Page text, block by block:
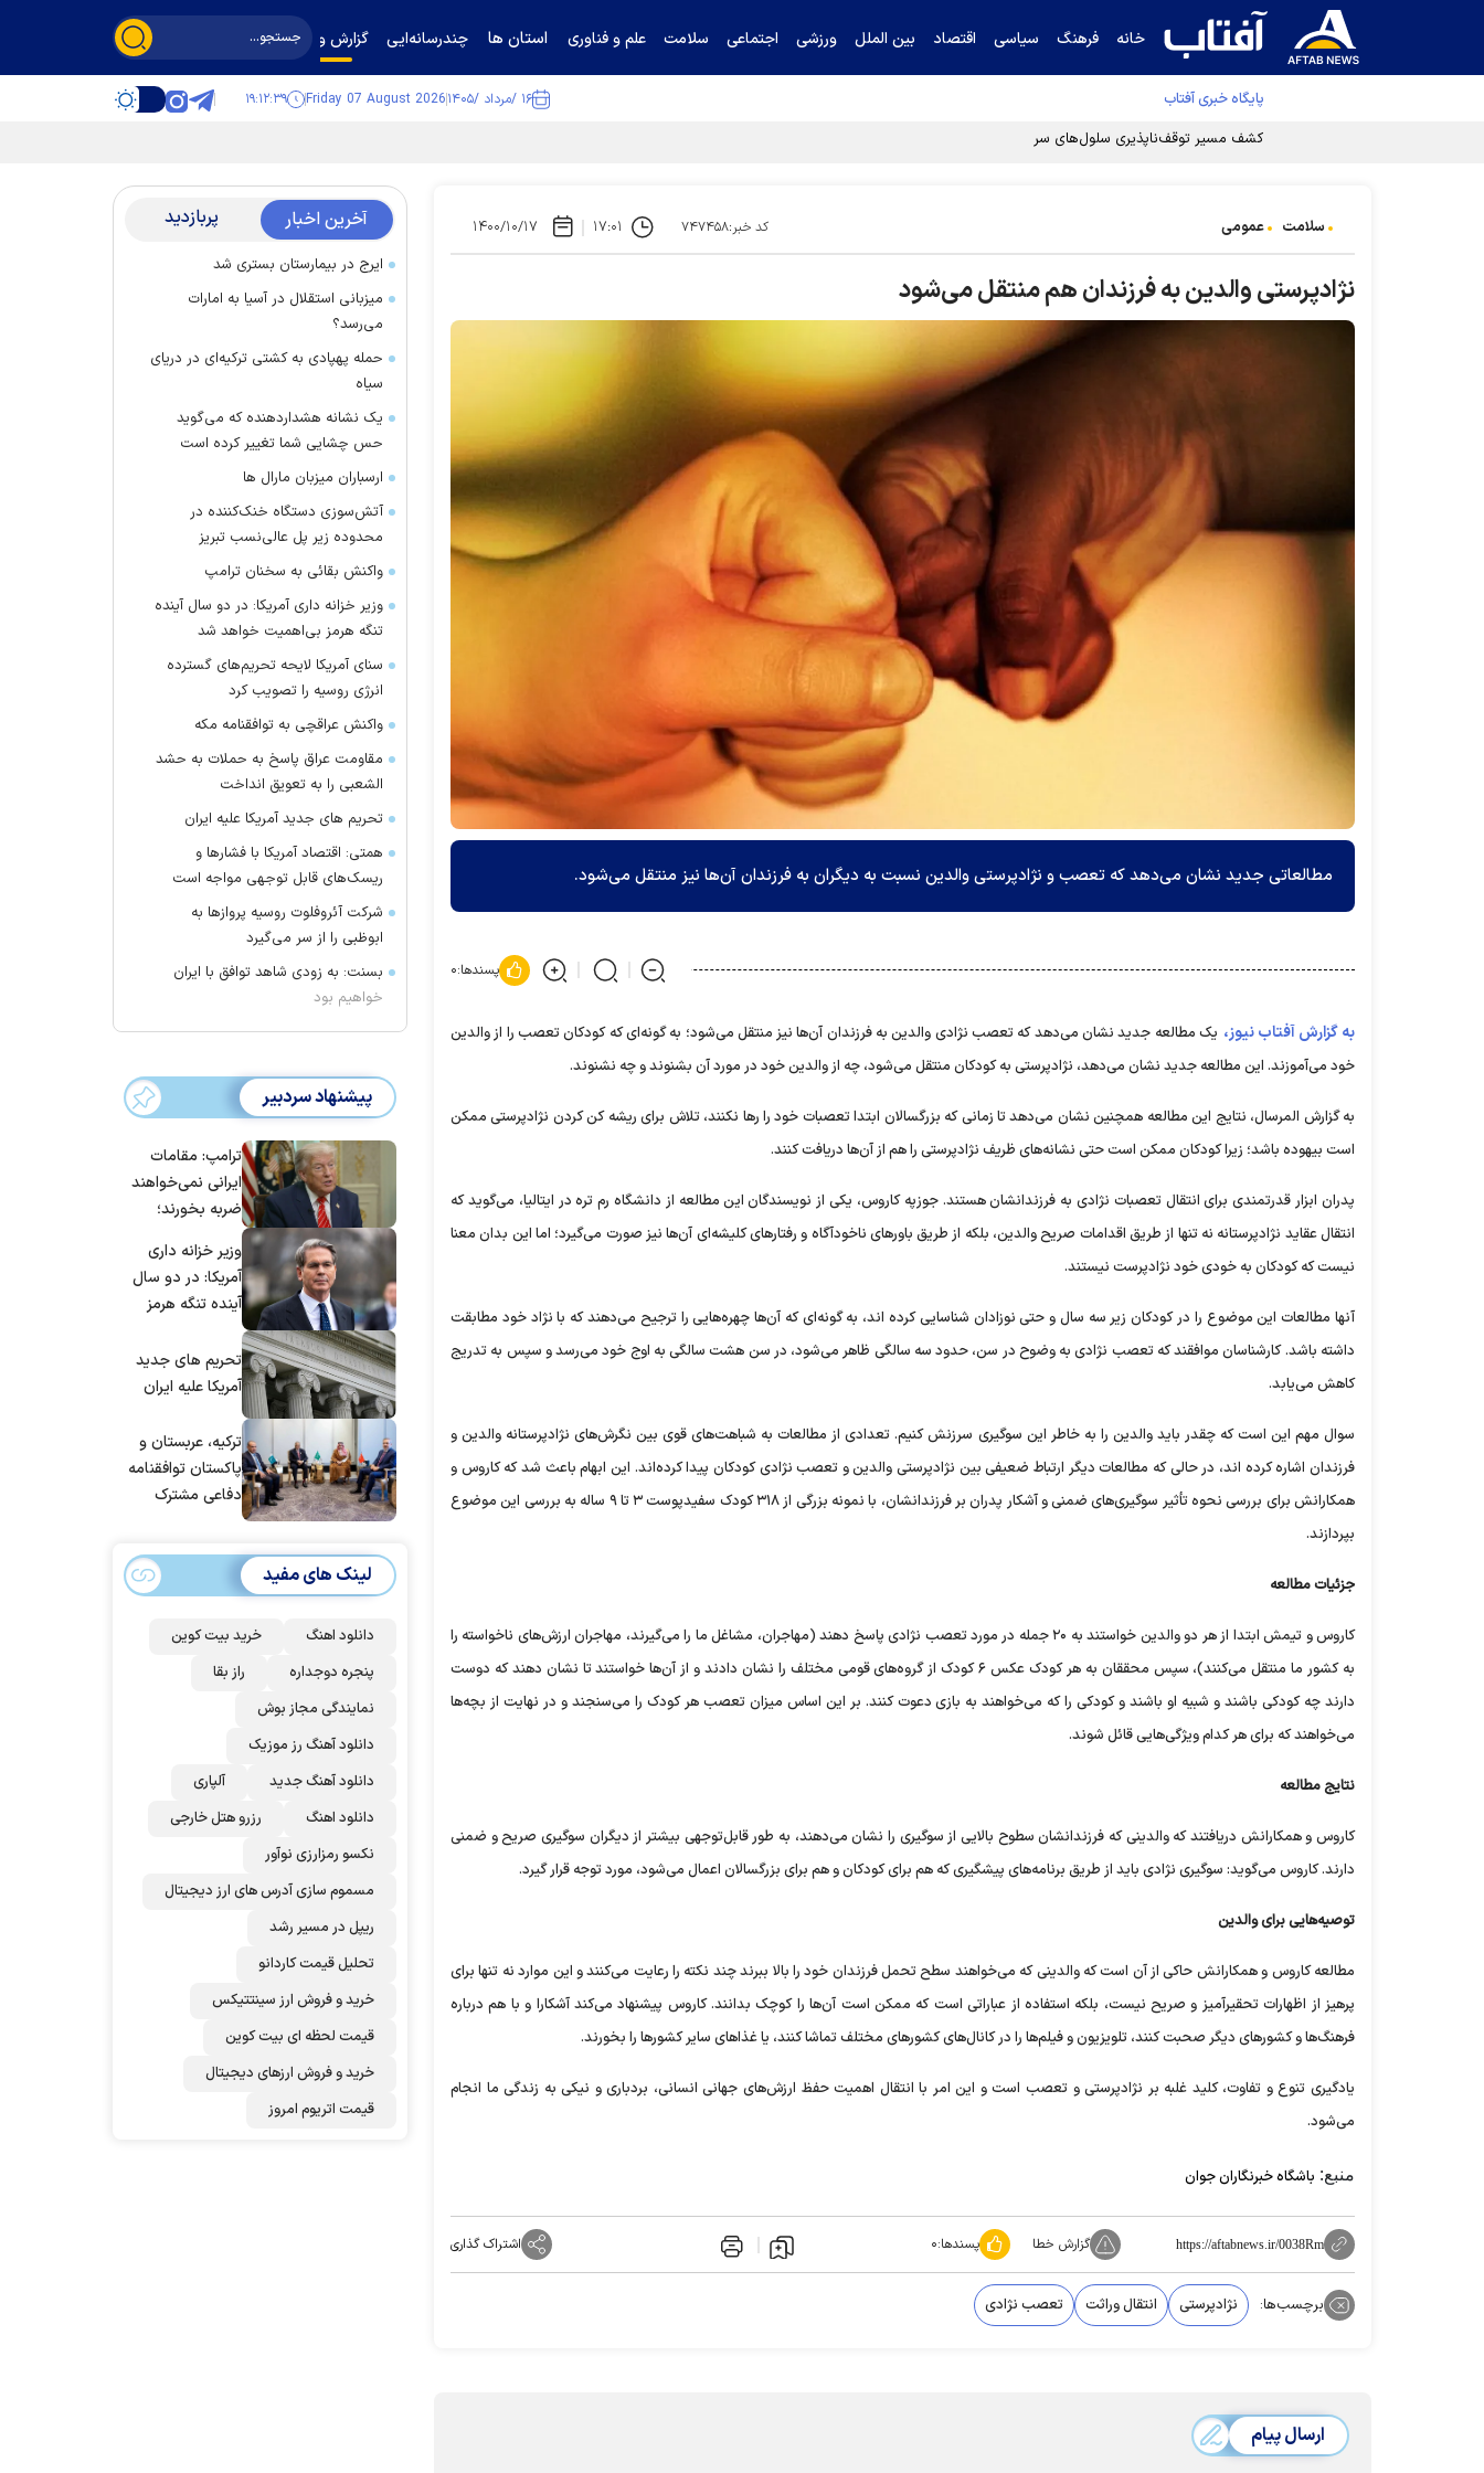
خانه فرهنگ سیاسی اقتصاد بین الملل ورزشی اجتماعی سلامت علم و فناوری استان ها چندرسانه‌ایی گزارش و گفت‌وگو
پایگاه خبری آفتاب ۱۶ /مرداد /۱۴۰۵ Friday 07 August 2026 ۱۹:۱۲:۴۰
کشف مسیر توقف‌ناپذیری سلول‌های سرطانی
سلامت عمومی کد خبر:۷۴۷۴۵۸ ۱۷:۰۱ ۱۴۰۰/۱۰/۱۷
نژادپرستی والدین به فرزندان هم منتقل می‌شود
مطالعاتی جدید نشان می‌دهد که تعصب و نژادپرستی والدین نسبت به دیگران به فرزندان آن‌ها نیز منتقل می‌شود.
پسندها:۰
به گزارش آفتاب نیوز، یک مطالعه جدید نشان می‌دهد که تعصب نژادی والدین به فرزندان آن‌ها نیز منتقل می‌شود؛ به گونه‌ای که کودکان تعصب را از والدین
خود می‌آموزند. این مطالعه جدید نشان می‌دهد، نژادپرستی به کودکان منتقل می‌شود، چه از والدین خود در مورد آن بشنوند و چه نشنوند.
به گزارش المرسال، نتایج این مطالعه همچنین نشان می‌دهد تا زمانی که بزرگسالان ابتدا تعصبات خود را رها نکنند، تلاش برای ریشه کن کردن نژادپرستی ممکن
است بیهوده باشد؛ زیرا کودکان ممکن است حتی نشانه‌های ظریف نژادپرستی را هم از آن‌ها دریافت کنند.
پدران ابزار قدرتمندی برای انتقال تعصبات نژادی به فرزندانشان هستند. جوزپه کاروس، یکی از نویسندگان این مطالعه از دانشگاه رم تره در ایتالیا، می‌گوید که
انتقال عقاید نژادپرستانه نه تنها از طریق اقدامات صریح والدین، بلکه از طریق باور‌های ناخودآگاه و رفتار‌های کلیشه‌ای آن‌ها نیز صورت می‌گیرد؛ اما این بدان معنا
نیست که کودکان به خودی خود نژادپرست نیستند.
آنها مطالعات این موضوع را در کودکان زیر سه سال و حتی نوزادان شناسایی کرده اند، به گونه‌ای که آن‌ها چهره‌هایی را ترجیح می‌دهند که با نژاد خود مطابقت
داشته باشد. کارشناسان موافقند که تعصب نژادی به وضوح در سن، حدود سه سالگی ظاهر می‌شود، در سن هشت سالگی به اوج خود می‌رسد و سپس به تدریج
کاهش می‌یابد.
سوال مهم این است که چقدر باید والدین را به خاطر این سوگیری سرزنش کنیم. تعدادی از مطالعات به شباهت‌های قوی بین نگرش‌های نژادپرستانه والدین و
فرزندان اشاره کرده اند، در حالی که مطالعات دیگر ارتباط ضعیفی بین نژادپرستی والدین و تعصب نژادی کودکان پیدا کرده‌اند. این ابهام باعث شد که کاروس و
همکارانش برای بررسی نحوه تأثیر سوگیری‌های ضمنی و آشکار پدران بر فرزندانشان، با نمونه بزرگی از ۳۱۸ کودک سفیدپوست ۳ تا ۹ ساله به بررسی این موضوع
بپردازند.
جزئیات مطالعه
کاروس و تیمش ابتدا از هر دو والدین خواستند به ۲۰ جمله در مورد تعصب نژادی پاسخ دهند (مهاجران، مشاغل ما را می‌گیرند، مهاجران ارزش‌های ناخواسته را
به کشور ما منتقل می‌کنند)، سپس محققان به هر کودک عکس ۶ کودک از گروه‌های قومی مختلف را نشان دادند و از آن‌ها خواستند تا نشان دهند که دوست
دارند چه کودکی باشند و شبیه او باشند و کودکی را که می‌خواهند به بازی دعوت کنند. بر این اساس میزان تعصب هر کودک را می‌سنجند و در نهایت از بچه‌ها
می‌خواهند که برای هر کدام ویژگی‌هایی قائل شوند.
نتایج مطالعه
کاروس و همکارانش دریافتند که والدینی که فرزندانشان سطوح بالایی از سوگیری را نشان می‌دهند، به طور قابل‌توجهی بیشتر از دیگران سوگیری صریح و ضمنی
دارند. کاروس می‌گوید: سوگیری نژادی باید از طریق برنامه‌های پیشگیری که هم برای کودکان و هم برای بزرگسالان اعمال می‌شود، مورد توجه قرار گیرد.
توصیه‌هایی برای والدین
مطالعه کاروس و همکارانش حاکی از آن است که والدینی که می‌خواهند سطح تحمل فرزندان خود را بالا ببرند چند نکته را رعایت می‌کنند و این موارد نه تنها برای
پرهیز از اظهارات تحقیرآمیز و صریح نیست، بلکه استفاده از عباراتی است که ممکن است آن‌ها را کوچک بدانند. کاروس پیشنهاد می‌کند آشکارا و با هم درباره
فرهنگ‌ها و کشور‌های دیگر صحبت کنند، تلویزیون و فیلم‌ها را در کانال‌های کشور‌های مختلف تماشا کنند، یا غذاهای سایر کشورها را بخورند.
یادگیری تنوع و تفاوت، کلید غلبه بر نژادپرستی و تعصب است و این امر با انتقال اهمیت حفظ ارزش‌های جهانی انسانی، بردباری و نیکی به زندگی ما انجام
می‌شود.
منبع: باشگاه خبرنگاران جوان
https://aftabnews.ir/0038Rm گزارش خطا پسندها:۰ اشتراک گذاری
برچسب‌ها: نژادپرستی انتقال وراثت تعصب نژادی
ارسال پیام
آخرین اخبار پربازدید
ایرج در بیمارستان بستری شد
میزبانی استقلال در آسیا به امارات
می‌رسد؟
حمله پهپادی به کشتی ترکیه‌ای در دریای
سیاه
یک نشانه هشداردهنده که می‌گوید
حس چشایی شما تغییر کرده است
ارسباران میزبان مارال ها
آتش‌سوزی دستگاه خنک‌کننده در
محدوده زیر پل عالی‌نسب تبریز
واکنش بقائی به سخنان ترامپ
وزیر خزانه داری آمریکا: در دو سال آینده
تنگه هرمز بی‌اهمیت خواهد شد
سنای آمریکا لایحه تحریم‌های گسترده
انرژی روسیه را تصویب کرد
واکنش عراقچی به توافقنامه مکه
مقاومت عراق پاسخ به حملات به حشد
الشعبی را به تعویق انداخت
تحریم های جدید آمریکا علیه ایران
همتی: اقتصاد آمریکا با فشارها و
ریسک‌های قابل توجهی مواجه است
شرکت آئروفلوت روسیه پرواز‌ها به
ابوظبی را از سر می‌گیرد
بسنت: به زودی شاهد توافق با ایران
خواهیم بود
پیشنهاد سردبیر
ترامپ: مقامات
ایرانی نمی‌خواهند
ضربه بخورند؛
توافق برسند
وزیر خزانه داری
آمریکا: در دو سال
آینده تنگه هرمز
شد
تحریم های جدید
آمریکا علیه ایران
ترکیه، عربستان و
پاکستان توافقنامه
دفاعی مشترک
لینک های مفید
دانلود اهنگ
خرید بیت کوین
پنجره دوجداره
راز بقا
نمایندگی مجاز بوش
دانلود آهنگ رز‌ موزیک
دانلود آهنگ جدید
آلپاری
دانلود اهنگ
رزرو هتل خارجی
نکسو رمزارزی نوآور
مسموم سازی آدرس های ارز دیجیتال
ریپل در مسیر رشد
تحلیل قیمت کاردانو
خرید و فروش ارز سینتتیکس
قیمت لحظه ای بیت کوین
خرید و فروش ارزهای دیجیتال
قیمت اتریوم امروز